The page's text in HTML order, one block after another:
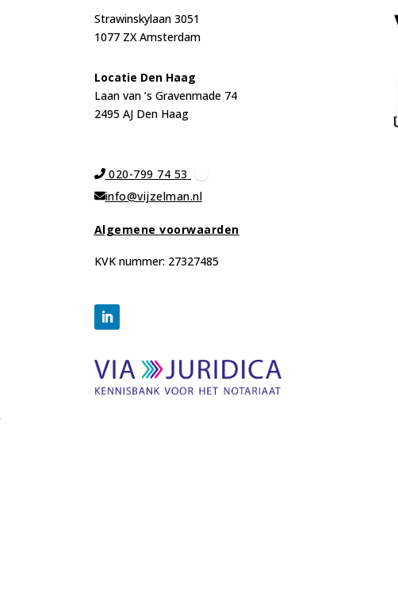
Strawinskylaan 3051
1077 ZX Amsterdam
Locatie Den Haag
Laan van ’s Gravenmade 74
2495 AJ Den Haag
020-799 74 53
info@vijzelman.nl
Algemene voorwaarden
KVK nummer: 27327485